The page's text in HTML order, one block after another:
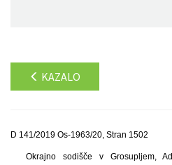
KAZALO
D 141/2019 Os-1963/20, Stran 1502
Okrajno sodišče v Grosupljem,